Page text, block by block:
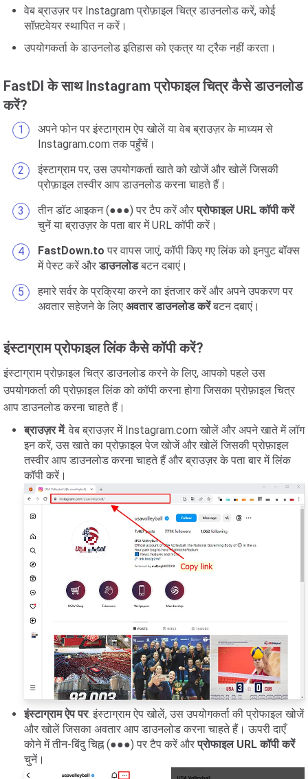
वेब ब्राउज़र पर Instagram प्रोफ़ाइल चित्र डाउनलोड करें, कोई
सॉफ़्टवेयर स्थापित न करें।
उपयोगकर्ता के डाउनलोड इतिहास को एकत्र या ट्रैक नहीं करता।
FastDl के साथ Instagram प्रोफाइल चित्र कैसे डाउनलोड
करें?
अपने फोन पर इंस्टाग्राम ऐप खोलें या वेब ब्राउज़र के माध्यम से
Instagram.com तक पहुँचें।
इंस्टाग्राम पर, उस उपयोगकर्ता खाते को खोजें और खोलें जिसकी
प्रोफ़ाइल तस्वीर आप डाउनलोड करना चाहते हैं।
तीन डॉट आइकन (●●●) पर टैप करें औरप्रोफाइल URL कॉपी करें
चुनें या ब्राउज़र के पता बार में URL कॉपी करें।
FastDown.to पर वापस जाएं, कॉपी किए गए लिंक को इनपुट बॉक्स
में पेस्ट करें औरडाउनलोडबटन दबाएं।
हमारे सर्वर के प्रक्रिया करने का इंतजार करें और अपने उपकरण पर
अवतार सहेजने के लिए अवतार डाउनलोड करेंबटन दबाएं।
इंस्टाग्राम प्रोफाइल लिंक कैसे कॉपी करें?
इंस्टाग्राम प्रोफ़ाइल चित्र डाउनलोड करने के लिए, आपको पहले उस
उपयोगकर्ता की प्रोफ़ाइल लिंक को कॉपी करना होगा जिसका प्रोफ़ाइल चित्र
आप डाउनलोड करना चाहते हैं।
ब्राउज़र में: वेब ब्राउज़र में Instagram.com खोलें और अपने खाते में लॉग
इन करें, उस खाते का प्रोफ़ाइल पेज खोजें और खोलें जिसकी प्रोफ़ाइल
तस्वीर आप डाउनलोड करना चाहते हैं और ब्राउज़र के पता बार में लिंक
कॉपी करें।
इंस्टाग्राम ऐप पर: इंस्टाग्राम ऐप खोलें, उस उपयोगकर्ता की प्रोफाइल खोजें
और खोलें जिसका अवतार आप डाउनलोड करना चाहते हैं। ऊपरी दाएँ
कोने में तीन-बिंदु चिह्न (●●●) पर टैप करें औरप्रोफाइल URL कॉपी करें
चुनें।